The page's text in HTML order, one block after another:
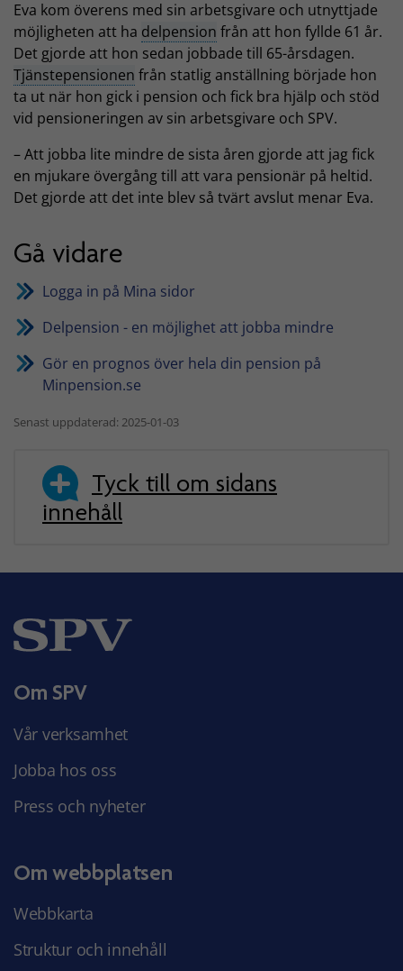
Eva kom överens med sin arbetsgivare och utnyttjade
möjligheten att ha delpension från att hon fyllde 61 år.
Det gjorde att hon sedan jobbade till 65-årsdagen.
Tjänstepensionen från statlig anställning började hon
ta ut när hon gick i pension och fick bra hjälp och stöd
vid pensioneringen av sin arbetsgivare och SPV.
– Att jobba lite mindre de sista åren gjorde att jag fick
en mjukare övergång till att vara pensionär på heltid.
Det gjorde att det inte blev så tvärt avslut menar Eva.
Gå vidare
Logga in på Mina sidor
Delpension - en möjlighet att jobba mindre
Gör en prognos över hela din pension på
Minpension.se
Senast uppdaterad: 2025-01-03
Tyck till om sidans
innehåll
Om SPV
Vår verksamhet
Jobba hos oss
Press och nyheter
Om webbplatsen
Webbkarta
Struktur och innehåll